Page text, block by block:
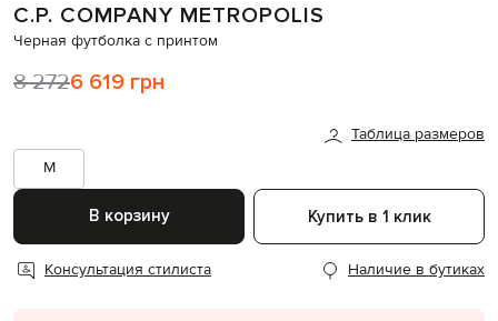
Похожие товары
C.P. COMPANY METROPOLIS
Черная футболка с принтом
8 2726 619 грн
Таблица размеров
M
В корзину Купить в 1 клик
Консультация стилиста Наличие в бутиках